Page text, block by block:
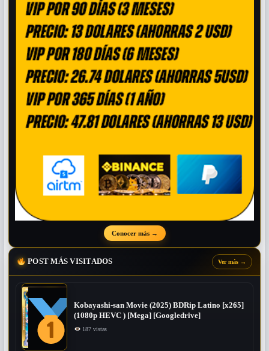
Conocer más →
POST MÁS VISITADOS Ver más →
Kobayashi-san Movie (2025) BDRip Latino [x265]
(1080p HEVC ) [Mega] [Googledrive]
187 vistas